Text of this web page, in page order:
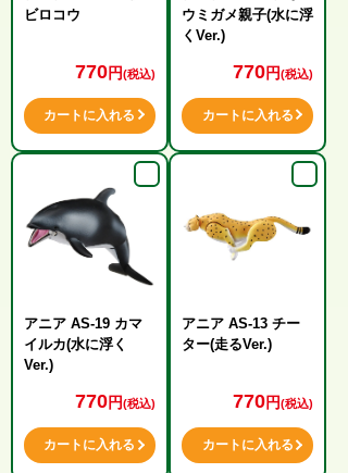
ビロコウ
770円(税込)
カートに入れる
ウミガメ親子(水に浮
くVer.)
770円(税込)
カートに入れる
アニア AS-19 カマ
イルカ(水に浮く
Ver.)
770円(税込)
カートに入れる
アニア AS-13 チー
ター(走るVer.)
770円(税込)
カートに入れる